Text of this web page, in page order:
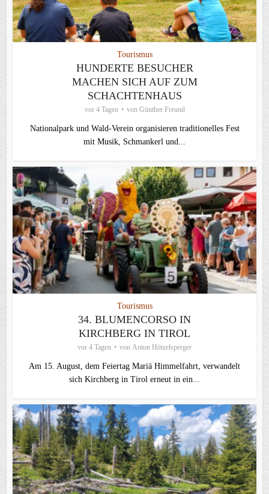
Tourismus
HUNDERTE BESUCHER
MACHEN SICH AUF ZUM
SCHACHTENHAUS
vor 4 Tagen von Günther Freund
Nationalpark und Wald-Verein organisieren traditionelles Fest
mit Musik, Schmankerl und...
Tourismus
34. BLUMENCORSO IN
KIRCHBERG IN TIROL
vor 4 Tagen von Anton Hötzelsperger
Am 15. August, dem Feiertag Mariä Himmelfahrt, verwandelt
sich Kirchberg in Tirol erneut in ein...